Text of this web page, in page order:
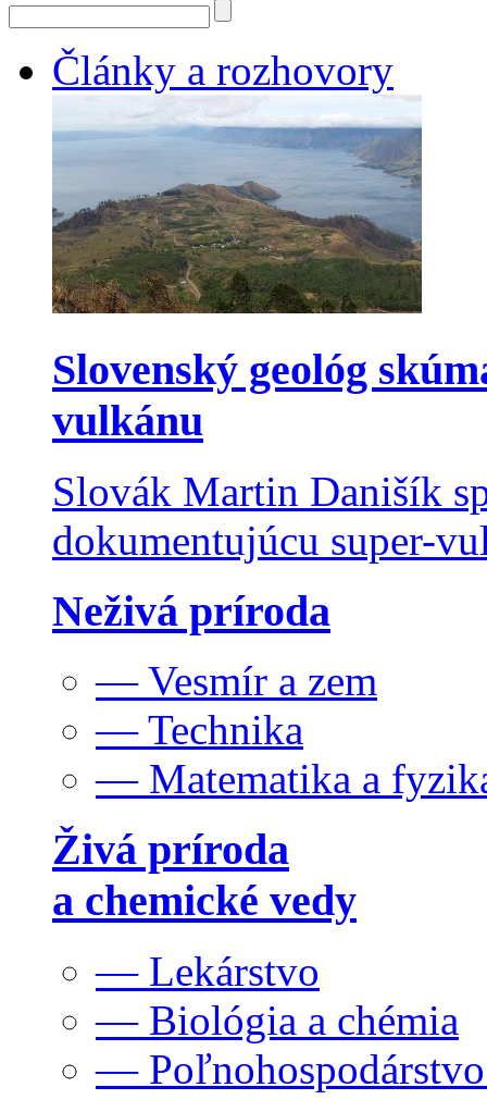
Články a rozhovory
Slovenský geológ
vulkánu
Slovák Martin Danišík
dokumentujúcu super-
Neživá príroda
— Vesmír a zem
— Technika
— Matematika a
Živá príroda
a chemické vedy
— Lekárstvo
— Biológia a chémia
—